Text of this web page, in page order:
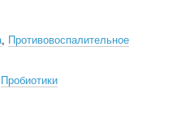
, Противовоспалительное
Пробиотики